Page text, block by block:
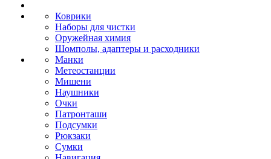
Коврики
Наборы для чистки
Оружейная химия
Шомполы, адаптеры и расходники
Манки
Метеостанции
Мишени
Наушники
Очки
Патронташи
Подсумки
Рюкзаки
Сумки